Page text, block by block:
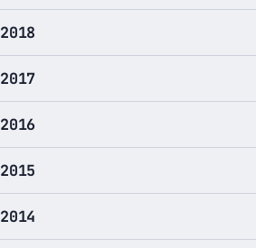
2018
2017
2016
2015
2014